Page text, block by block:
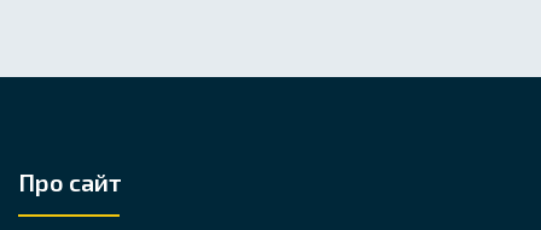
Про сайт